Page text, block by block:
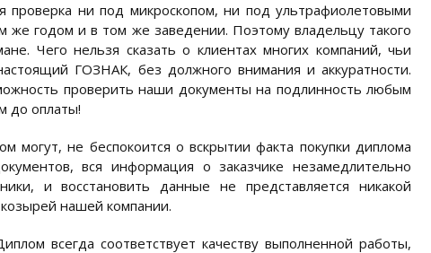
проверка ни под микроскопом, ни под ультрафиолетовыми
годом и в том же заведении. Поэтому владельцу такого
Чего нельзя сказать о клиентах многих компаний, чьи
ГОЗНАК, без должного внимания и аккуратности.
проверить наши документы на подлинность любым
до оплаты!
не беспокоится о вскрытии факта покупки диплома
вся информация о заказчике незамедлительно
и восстановить данные не представляется никакой
нашей компании.
всегда соответствует качеству выполненной работы,